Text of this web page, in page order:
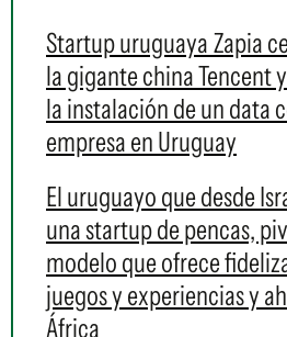
Startup uruguaya Zapia
la gigante china Tencent
la instalación de un data
empresa en Uruguay
El uruguayo que desde
una startup de pencas,
modelo que ofrece
juegos y experiencias y
África